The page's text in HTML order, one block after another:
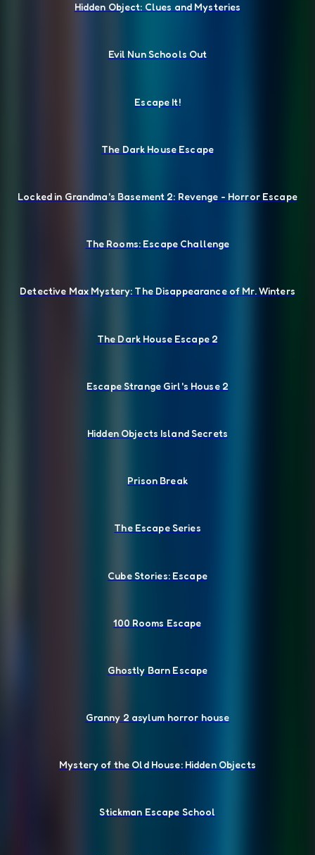
Hidden Object: Clues and Mysteries
Evil Nun Schools Out
Escape It!
The Dark House Escape
Locked in Grandma's Basement 2: Revenge - Horror Escape
The Rooms: Escape Challenge
Detective Max Mystery: The Disappearance of Mr. Winters
The Dark House Escape 2
Escape Strange Girl's House 2
Hidden Objects Island Secrets
Prison Break
The Escape Series
Cube Stories: Escape
100 Rooms Escape
Ghostly Barn Escape
Granny 2 asylum horror house
Mystery of the Old House: Hidden Objects
Stickman Escape School